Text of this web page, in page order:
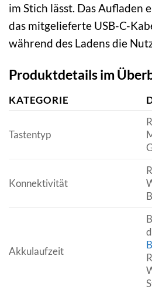
im Stich lässt. Das Aufladen
das mitgelieferte USB-C-
während des Ladens die
Produktdetails im
KATEGORIE
Tastentyp
Konnektivität
Akkulaufzeit